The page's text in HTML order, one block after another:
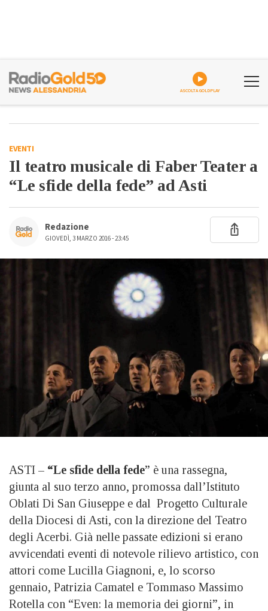
ASCOLTA GOLDPLAY
EVENTI
Il teatro musicale di Faber Teater a
“Le sfide della fede” ad Asti
Redazione
GIOVEDÌ, 3 MARZO 2016 - 23:45
ASTI – “Le sfide della fede” è una rassegna,
giunta al suo terzo anno, promossa dall’Istituto
Oblati Di San Giuseppe e dal Progetto Culturale
della Diocesi di Asti, con la direzione del Teatro
degli Acerbi. Già nelle passate edizioni si erano
avvicendati eventi di notevole rilievo artistico, con
attori come Lucilla Giagnoni, e, lo scorso
gennaio, Patrizia Camatel e Tommaso Massimo
Rotella con “Even: la memoria dei giorni”, in